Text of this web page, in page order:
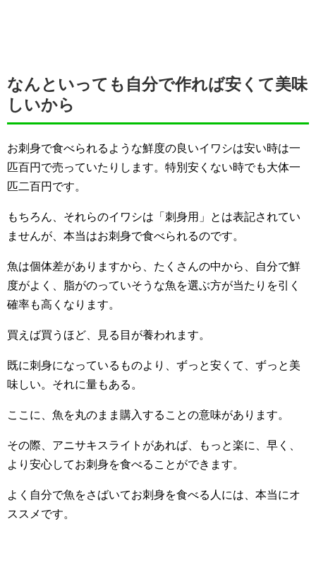
なんといっても自分で作れば安くて美味
しいから
お刺身で食べられるような鮮度の良いイワシは安い時は一
匹百円で売っていたりします。特別安くない時でも大体一
匹二百円です。
もちろん、それらのイワシは「刺身用」とは表記されてい
ませんが、本当はお刺身で食べられるのです。
魚は個体差がありますから、たくさんの中から、自分で鮮
度がよく、脂がのっていそうな魚を選ぶ方が当たりを引く
確率も高くなります。
買えば買うほど、見る目が養われます。
既に刺身になっているものより、ずっと安くて、ずっと美
味しい。それに量もある。
ここに、魚を丸のまま購入することの意味があります。
その際、アニサキスライトがあれば、もっと楽に、早く、
より安心してお刺身を食べることができます。
よく自分で魚をさばいてお刺身を食べる人には、本当にオ
ススメです。